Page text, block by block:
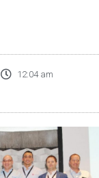
12:04 am